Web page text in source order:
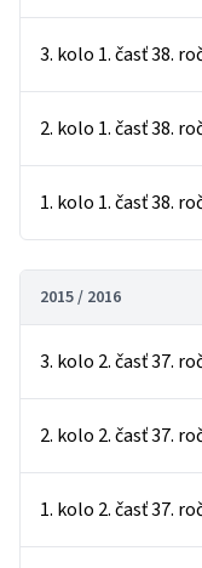
3. kolo 1. časť 38.
2. kolo 1. časť 38.
1. kolo 1. časť 38.
2015 / 2016
3. kolo 2. časť 37.
2. kolo 2. časť 37.
1. kolo 2. časť 37.